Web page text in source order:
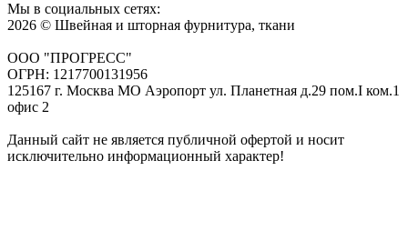
Мы в социальных сетях:
2026 © Швейная и шторная фурнитура, ткани
ООО "ПРОГРЕСС"
ОГРН: 1217700131956
125167 г. Москва МО Аэропорт ул. Планетная д.29 пом.I ком.1
офис 2
Данный сайт не является публичной офертой и носит
исключительно информационный характер!